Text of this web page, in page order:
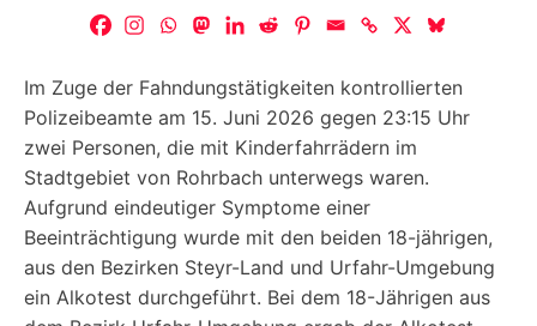
Im Zuge der Fahndungstätigkeiten kontrollierten
Polizeibeamte am 15. Juni 2026 gegen 23:15 Uhr
zwei Personen, die mit Kinderfahrrädern im
Stadtgebiet von Rohrbach unterwegs waren.
Aufgrund eindeutiger Symptome einer
Beeinträchtigung wurde mit den beiden 18-jährigen,
aus den Bezirken Steyr-Land und Urfahr-Umgebung
ein Alkotest durchgeführt. Bei dem 18-Jährigen aus